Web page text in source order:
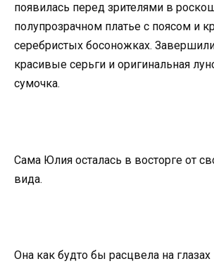
появилась перед зрителями в
полупрозрачном платье с поясом и
серебристых босоножках.
красивые серьги и оригинальная
сумочка.
Сама Юлия осталась в восторге от
вида.
Она как будто бы расцвела на глазах